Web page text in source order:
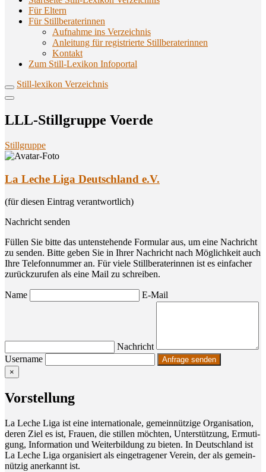
Für Eltern
Für Stillberaterinnen
Aufnahme ins Verzeichnis
Anlei­tung für regis­trier­te Stillberaterinnen
Kon­takt
Zum Still-Lexikon Infoportal
Still-lexikon Verzeichnis
LLL-Still­grup­pe Voerde
Stillgruppe
La Leche Liga Deutschland e.V.
(für diesen Eintrag verantwortlich)
Nachricht senden
Füllen Sie bitte das untenstehende Formular aus, um eine Nachricht
zu senden. Bitte geben Sie in Ihrer Nachricht nach Möglichkeit auch
Ihre Telefonnummer an. Für viele Stillberaterinnen ist es einfacher
zurückzurufen als eine Mail zu schreiben.
Name E-Mail
Nachricht
Username
×
Vor­stel­lung
La Leche Liga ist eine inter­na­tio­na­le, gemein­nüt­zi­ge Orga­ni­sa­ti­on,
deren Ziel es ist, Frau­en, die stil­len möch­ten, Unter­stüt­zung, Ermu­ti­
gung, Infor­ma­ti­on und Wei­ter­bil­dung zu bie­ten. In Deutsch­land ist
La Leche Liga orga­ni­siert als ein­ge­tra­ge­ner Ver­ein, der als gemein­
nüt­zig aner­kannt ist.